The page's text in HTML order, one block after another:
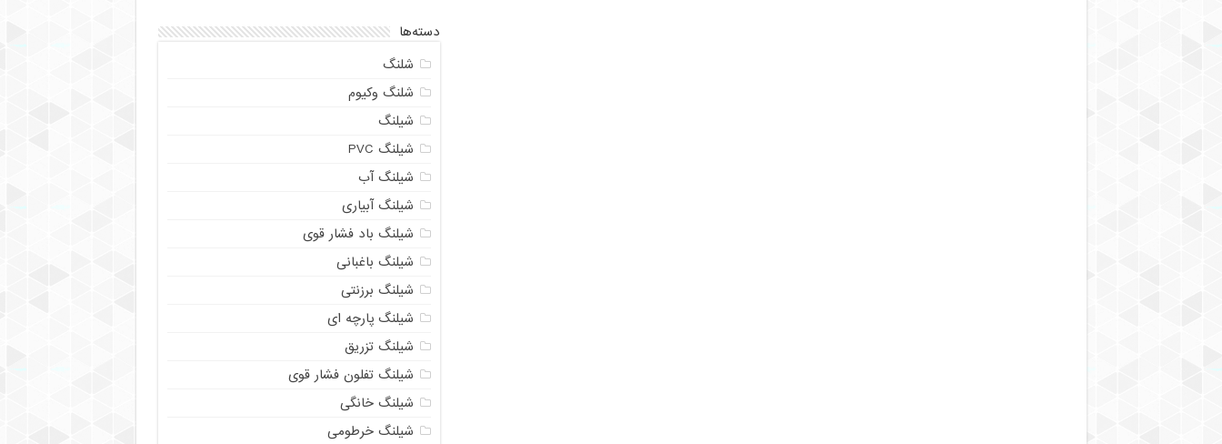
دسته‌ها
شلنگ
شلنگ وکیوم
شیلنگ
شیلنگ PVC
شیلنگ آب
شیلنگ آبیاری
شیلنگ باد فشار قوی
شیلنگ باغبانی
شیلنگ برزنتی
شیلنگ پارچه‌ ای
شیلنگ تزریق
شیلنگ تفلون فشار قوی
شیلنگ خانگی
شیلنگ خرطومی